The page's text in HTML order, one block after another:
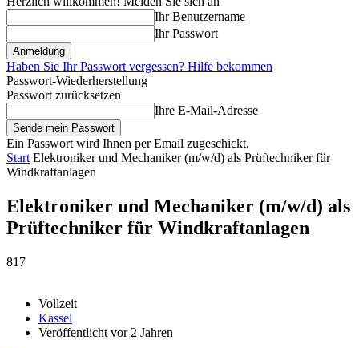
Ihr Benutzername
Ihr Passwort
Haben Sie Ihr Passwort vergessen? Hilfe bekommen
Passwort-Wiederherstellung
Passwort zurücksetzen
Ihre E-Mail-Adresse
Ein Passwort wird Ihnen per Email zugeschickt.
Start Elektroniker und Mechaniker (m/w/d) als Prüftechniker für
Windkraftanlagen
Elektroniker und Mechaniker (m/w/d) als
Prüftechniker für Windkraftanlagen
817
Vollzeit
Kassel
Veröffentlicht vor 2 Jahren